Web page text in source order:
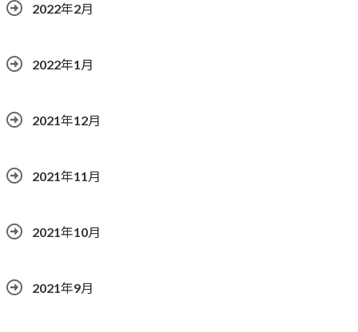
2022年2月
2022年1月
2021年12月
2021年11月
2021年10月
2021年9月